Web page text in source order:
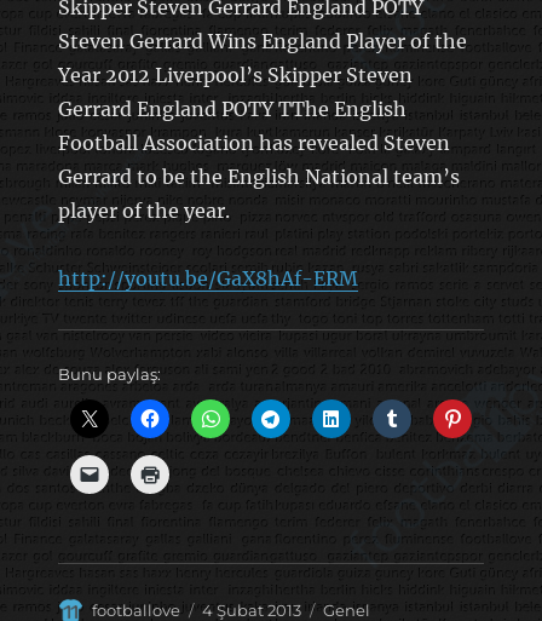
Skipper Steven Gerrard England POTY
Steven Gerrard Wins England Player of the
Year 2012 Liverpool’s Skipper Steven
Gerrard England POTY TThe English
Football Association has revealed Steven
Gerrard to be the English National team’s
player of the year.
http://youtu.be/GaX8hAf-ERM
Bunu paylaş:
Yazar
footballove
Yayın
4 Şubat 2013 Kategoriler
Genel